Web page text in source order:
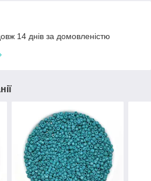
14 днів за домовленістю